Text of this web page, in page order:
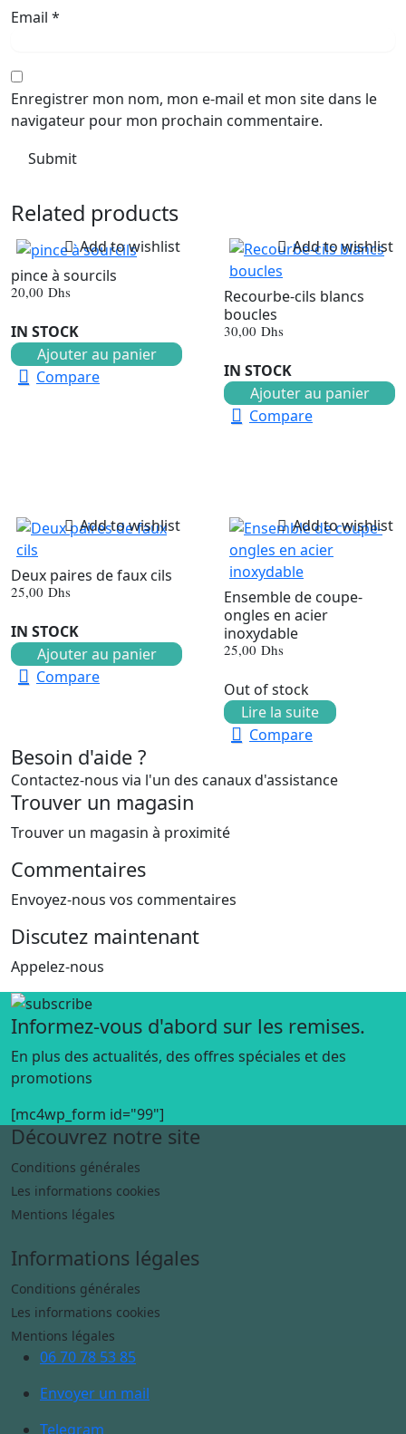
Email *
Enregistrer mon nom, mon e-mail et mon site dans le
navigateur pour mon prochain commentaire.
Related products
Add to wishlist
pince à sourcils
20,00 Dhs
IN STOCK
Ajouter au panier
Compare
Add to wishlist
Recourbe-cils blancs
boucles
30,00 Dhs
IN STOCK
Ajouter au panier
Compare
Add to wishlist
Deux paires de faux cils
25,00 Dhs
IN STOCK
Ajouter au panier
Compare
Add to wishlist
Ensemble de coupe-
ongles en acier
inoxydable
25,00 Dhs
Out of stock
Lire la suite
Compare
Besoin d'aide ?
Contactez-nous via l'un des canaux d'assistance
Trouver un magasin
Trouver un magasin à proximité
Commentaires
Envoyez-nous vos commentaires
Discutez maintenant
Appelez-nous
Informez-vous d'abord sur les remises.
En plus des actualités, des offres spéciales et des
promotions
[mc4wp_form id="99"]
Découvrez notre site
Conditions générales
Les informations cookies
Mentions légales
Informations légales
Conditions générales
Les informations cookies
Mentions légales
06 70 78 53 85
Envoyer un mail
Telegram